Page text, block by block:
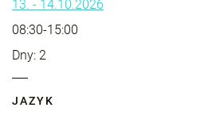
13. - 14.10.2026
08:30-15:00
Dny: 2
JAZYK